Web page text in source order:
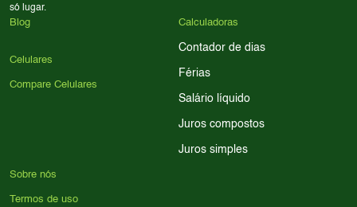
só lugar.
Blog
Celulares
Compare Celulares
Calculadoras
Contador de dias
Férias
Salário líquido
Juros compostos
Juros simples
Sobre nós
Termos de uso